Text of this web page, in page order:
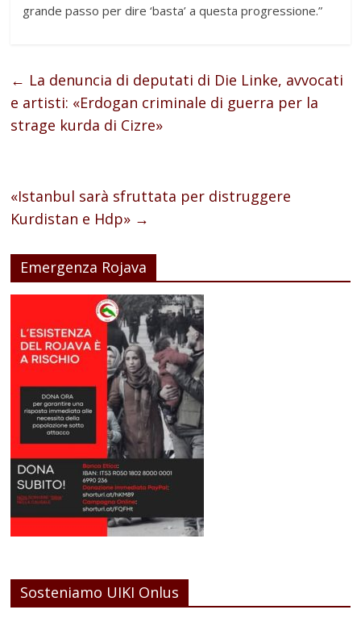
grande passo per dire ‘basta’ a questa progressione.”
← La denuncia di deputati di Die Linke, avvocati
e artisti: «Erdogan criminale di guerra per la
strage kurda di Cizre»
«Istanbul sarà sfruttata per distruggere
Kurdistan e Hdp» →
Emergenza Rojava
Sosteniamo UIKI Onlus